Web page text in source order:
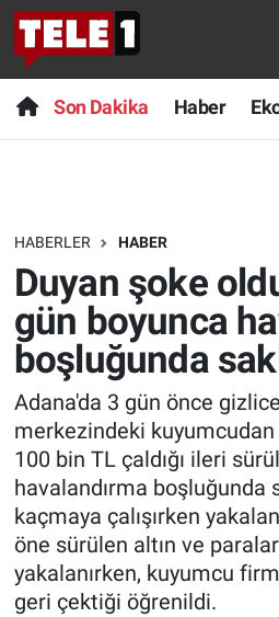
Son Dakika Haber
HABERLER HABER
Duyan şoke
gün boyunca
boşluğunda
Adana'da 3 gün önce
merkezindeki
100 bin TL çaldığı ileri
havalandırma boşluğunda
kaçmaya çalışırken
öne sürülen altın ve
yakalanırken, kuyumcu
geri çektiği öğrenildi.
Anında Manşet
Başka Sohbetler
Bilim turu
Bilim ve Teknoloji Evreni
Doğa Konuşuyor
Dünya
Ege Saati
Ege'den Esintiler
Eğitim
Son Dakika
Haber
Dünya
Teknoloji
Sağlık
Spor
Yayın Akışı
İletişim
Nöbetçi Eczaneler
Hava Durumu
Trafik Durumu
Süper Lig Puan Durumu
Tüm Manşetler
Son Dakika Haberleri
Haber Arşivi